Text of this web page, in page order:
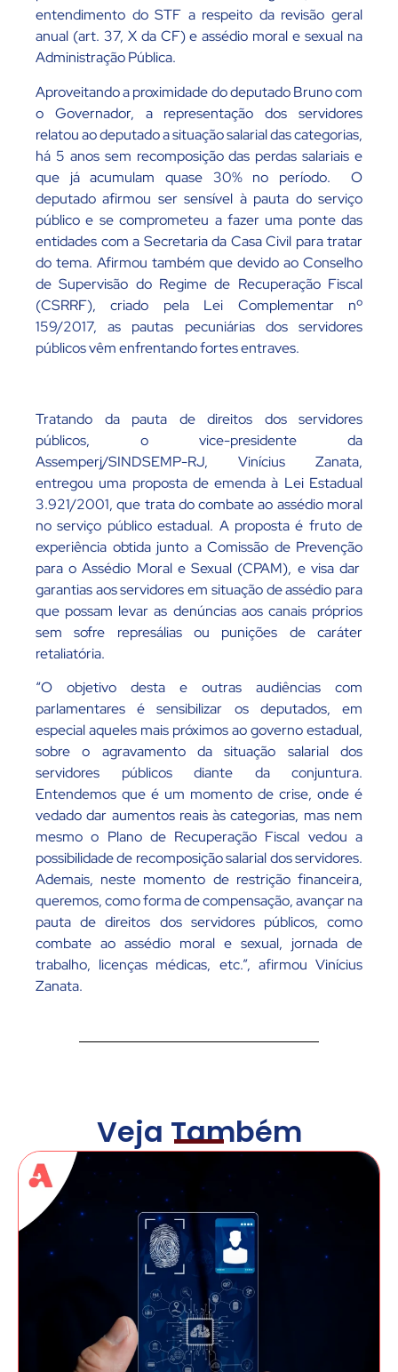
entendimento do STF a respeito da revisão geral
anual (art. 37, X da CF) e assédio moral e sexual na
Administração Pública.
Aproveitando a proximidade do deputado Bruno com
o Governador, a representação dos servidores
relatou ao deputado a situação salarial das categorias,
há 5 anos sem recomposição das perdas salariais e
que já acumulam quase 30% no período. O
deputado afirmou ser sensível à pauta do serviço
público e se comprometeu a fazer uma ponte das
entidades com a Secretaria da Casa Civil para tratar
do tema. Afirmou também que devido ao Conselho
de Supervisão do Regime de Recuperação Fiscal
(CSRRF), criado pela Lei Complementar nº
159/2017, as pautas pecuniárias dos servidores
públicos vêm enfrentando fortes entraves.
Tratando da pauta de direitos dos servidores
públicos, o vice-presidente da
Assemperj/SINDSEMP-RJ, Vinícius Zanata,
entregou uma proposta de emenda à Lei Estadual
3.921/2001, que trata do combate ao assédio moral
no serviço público estadual. A proposta é fruto de
experiência obtida junto a Comissão de Prevenção
para o Assédio Moral e Sexual (CPAM), e visa dar
garantias aos servidores em situação de assédio para
que possam levar as denúncias aos canais próprios
sem sofre represálias ou punições de caráter
retaliatória.
“O objetivo desta e outras audiências com
parlamentares é sensibilizar os deputados, em
especial aqueles mais próximos ao governo estadual,
sobre o agravamento da situação salarial dos
servidores públicos diante da conjuntura.
Entendemos que é um momento de crise, onde é
vedado dar aumentos reais às categorias, mas nem
mesmo o Plano de Recuperação Fiscal vedou a
possibilidade de recomposição salarial dos servidores.
Ademais, neste momento de restrição financeira,
queremos, como forma de compensação, avançar na
pauta de direitos dos servidores públicos, como
combate ao assédio moral e sexual, jornada de
trabalho, licenças médicas, etc.”, afirmou Vinícius
Zanata.
Veja Também